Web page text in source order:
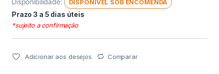
DISPONÍVEL SOB ENCOMENDA
Prazo 3 a 5 dias úteis
*sujeito a confirmação
Adicionar aos desejos Comparar